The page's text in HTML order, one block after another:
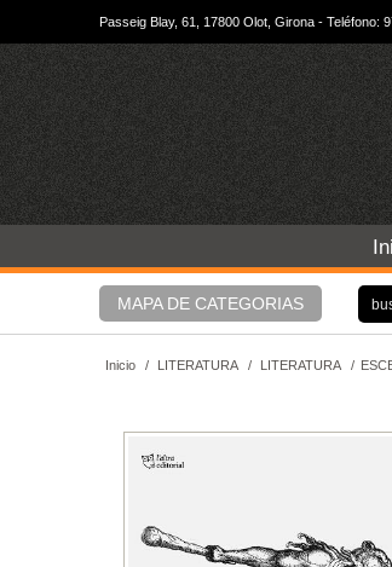
Passeig Blay, 61, 17800 Olot, Girona - Teléfono:
MAPA DE CATEGORIAS
Inicio / LITERATURA / LITERATURA /